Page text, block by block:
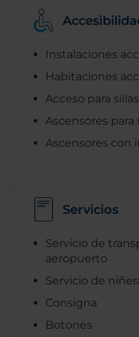
Instalaciones
Habitaciones
Acceso para
Ascensores para
Ascensores con
Servicios
Servicio de
aeropuerto
Servicio de
Consigna
Botones